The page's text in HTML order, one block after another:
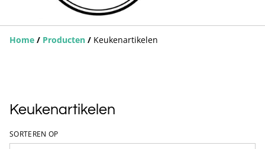
Home / Producten / Keukenartikelen
Keukenartikelen
SORTEREN OP